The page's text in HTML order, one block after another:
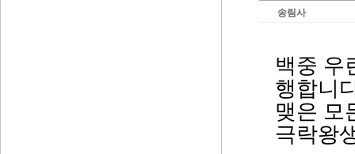
송림사
백중 우
행합니
맺은 모
극락왕